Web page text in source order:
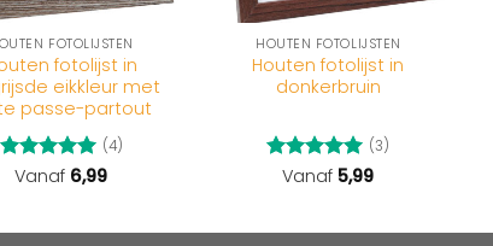
FOTOLIJSTEN
fotolijst in
eikkleur met
passe-partout
Gewaardeerd
(4)
Vanaf 6,99
HOUTEN FOTOLIJSTEN
Houten fotolijst in
donkerbruin
Gewaardeerd
(3)
Vanaf 5,99